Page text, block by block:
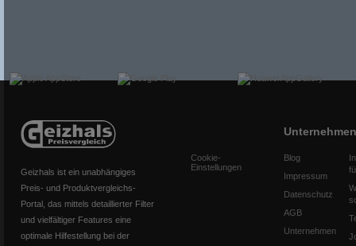
Geizhals ist ein unabhängiges
Preis- und Produktvergleichs-
Portal, das mittels detaillierter Filter
und vielfältiger Features eine
optimale Hilfestellung bei der
Cookie-
Einstellungen
Unternehmen
Blog
Impressum
Datenschutz
AGB
Unternehmen